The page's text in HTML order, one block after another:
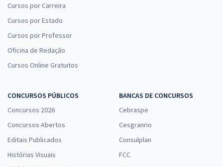
Cursos por Carreira
Cursos por Estado
Cursos por Professor
Oficina de Redação
Cursos Online Gratuitos
CONCURSOS PÚBLICOS
Concursos 2026
Concursos Abertos
Editais Publicados
Histórias Visuais
BANCAS DE CONCURSOS
Cebraspe
Cesgranrio
Consulplan
FCC